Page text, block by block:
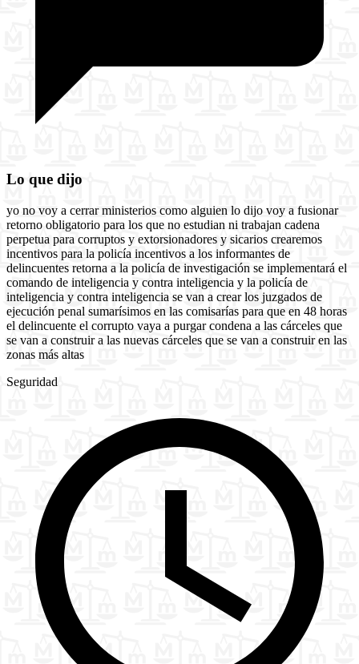
Lo que dijo
yo no voy a cerrar ministerios como alguien lo dijo voy a fusionar
retorno obligatorio para los que no estudian ni trabajan cadena
perpetua para corruptos y extorsionadores y sicarios crearemos
incentivos para la policía incentivos a los informantes de
delincuentes retorna a la policía de investigación se implementará el
comando de inteligencia y contra inteligencia y la policía de
inteligencia y contra inteligencia se van a crear los juzgados de
ejecución penal sumarísimos en las comisarías para que en 48 horas
el delincuente el corrupto vaya a purgar condena a las cárceles que
se van a construir a las nuevas cárceles que se van a construir en las
zonas más altas
Seguridad